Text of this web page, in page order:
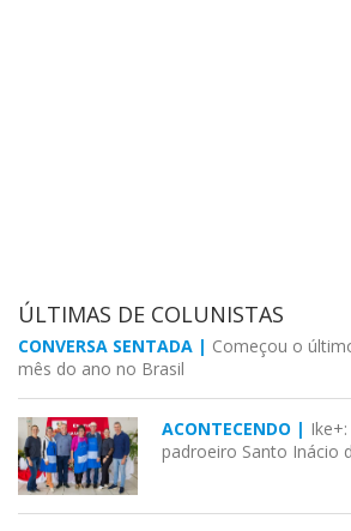
ÚLTIMAS DE COLUNISTAS
CONVERSA SENTADA | Começou o
mês do ano no Brasil
ACONTECENDO |
padroeiro Santo Inácio